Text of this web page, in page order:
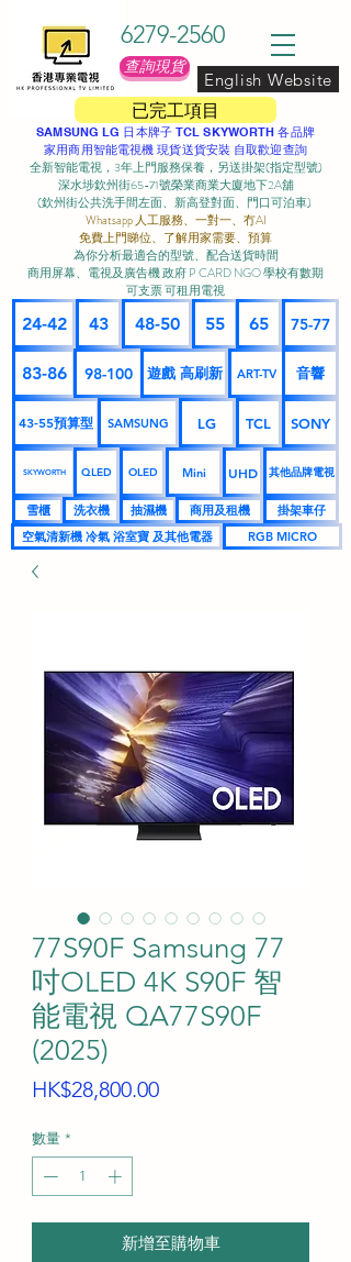
已完工項目
6279-2560
查詢現貨
English Website
SAMSUNG LG 日本牌子 TCL SKYWORTH 各品牌
家用商用智能電視機 現貨送貨安裝 自取歡迎查詢
全新智能電視，3年上門服務保養，另送掛架(指定型號)
深水埗欽州街65-71號榮業商業大廈地下2A舖
(欽州街公共洗手間左面、新高登對面、門口可泊車) ​
Whatsapp 人工服務、一對一、冇AI
免費上門睇位、了解用家需要、預算
為你分析最適合的型號、配合送貨時間
商用屏幕、電視及廣告機 政府 P CARD NGO 學校有數期
可支票 可租用電視
24-42 43 48-50 55 65 75-77
83-86 98-100 遊戲 高刷新 ART-TV 音響
43-55預算型 SAMSUNG LG TCL SONY
SKYWORTH QLED OLED Mini UHD 其他品牌電視
雪櫃 洗衣機 抽濕機 商用及租機
掛架車仔
空氣清新機 冷氣 浴室寶 及其他電器
RGB MICRO
77S90F Samsung 77
吋OLED 4K S90F 智
能電視 QA77S90F
(2025)
HK$28,800.00價
數量 *
新增至購物車